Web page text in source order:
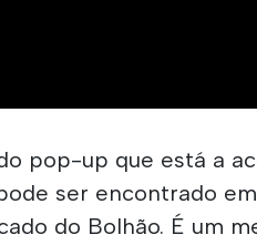
pop-up que está a
ser encontrado
do Bolhão. É um